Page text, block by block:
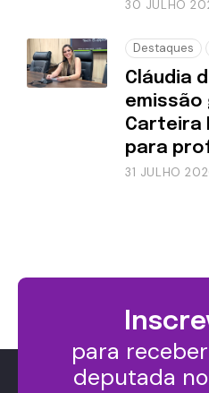
30 JULHO
Destaques
Cláudia
Carteira
para
31 JULHO
para
deputada